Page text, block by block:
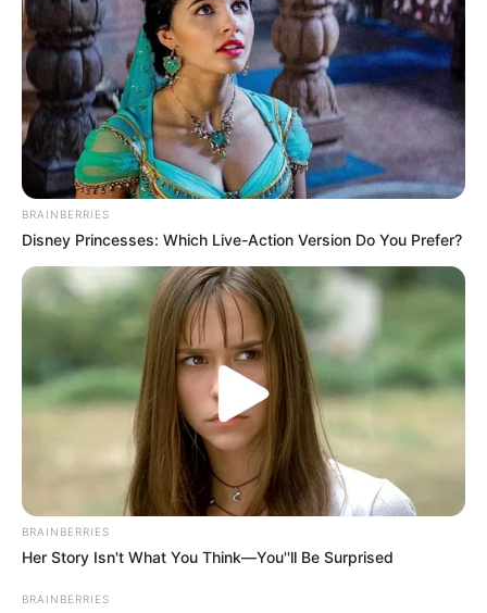
A járás képessége elhagyta, minden lépés
gyötrelem volt számára, olykor még a járókeret
segítségével sem tudott mozogni. Az a pillanat,
amikor tavaly, a Bujtor István Filmfesztiválon
életműdíjat vehetett át, csupán ülve képes volt
elfogadni a kitüntetést, mélyen szívszorító volt.
látott a sötétben: kiderült, hogy a baj forrása nem a
Parkinson-kór, hanem az agyvíz áramlásának
zavara a koponyában. Az agyvíz nyomása az
agyszövetre és egy létfontosságú idegcsoportra
súlyos tüneteket okozott, beleértve a járás és
beszéd képességének elvesztését.
A műtét kimenetele bizonytalan volt, egy
sorsdöntő beavatkozás, amely során egy shuntet
helyeztek be, hogy normalizálják az agyvíz
áramlását.
BRAINBERRIES
Disney Princesses: Which Live-Action Version Do You Prefer?
BRAINBERRIES
Her Story Isn't What You Think—You''ll Be Surprised
BRAINBERRIES